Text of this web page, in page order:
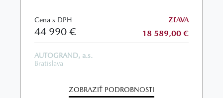
Cena s DPH
44 990 €
ZĽAVA
18 589,00 €
AUTOGRAND, a.s.
Bratislava
ZOBRAZIŤ PODROBNOSTI